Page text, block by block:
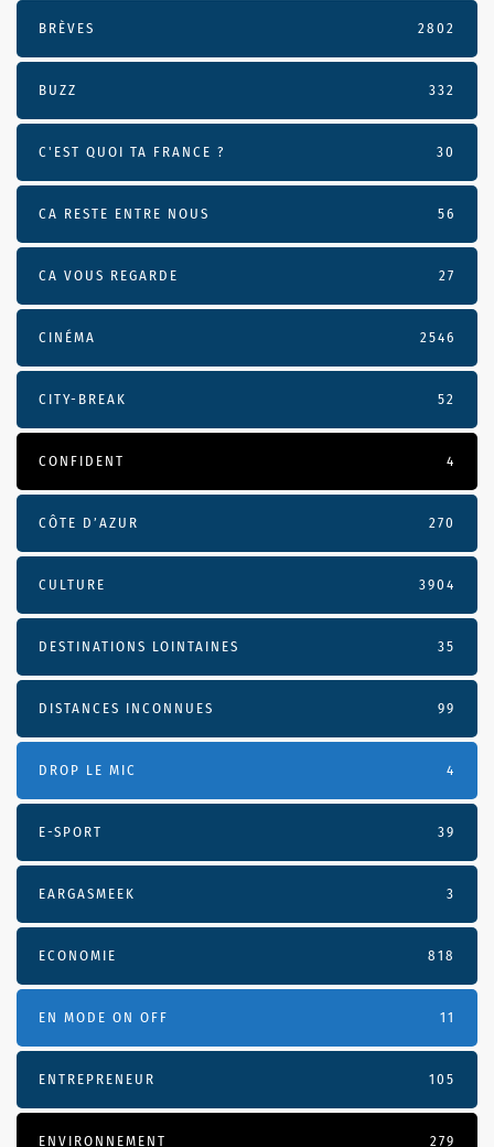
BRÈVES 2802
BUZZ 332
C'EST QUOI TA FRANCE ? 30
CA RESTE ENTRE NOUS 56
CA VOUS REGARDE 27
CINÉMA 2546
CITY-BREAK 52
CONFIDENT 4
CÔTE D’AZUR 270
CULTURE 3904
DESTINATIONS LOINTAINES 35
DISTANCES INCONNUES 99
DROP LE MIC 4
E-SPORT 39
EARGASMEEK 3
ECONOMIE 818
EN MODE ON OFF 11
ENTREPRENEUR 105
ENVIRONNEMENT 279